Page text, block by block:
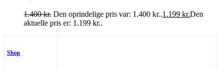
1.400kr. Den oprindelige pris var: 1.400 kr..1.199 kr.Den
aktuelle pris er: 1.199 kr..
Shop